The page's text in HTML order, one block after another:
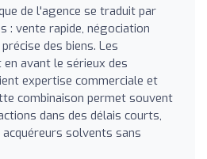
de l'agence se traduit par
: vente rapide, négociation
des biens. Les
avant le sérieux des
expertise commerciale et
combinaison permet souvent
dans des délais courts,
solvents sans